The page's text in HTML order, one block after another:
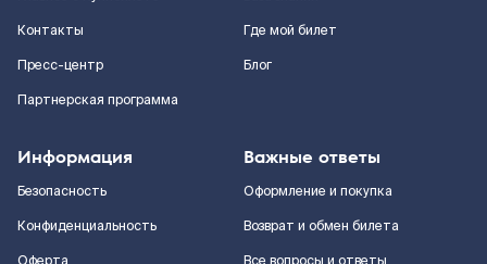
Контакты
Пресс-центр
Партнерская программа
Где мой билет
Блог
Информация
Безопасность
Конфиденциальность
Важные ответы
Оформление и покупка
Возврат и обмен билета